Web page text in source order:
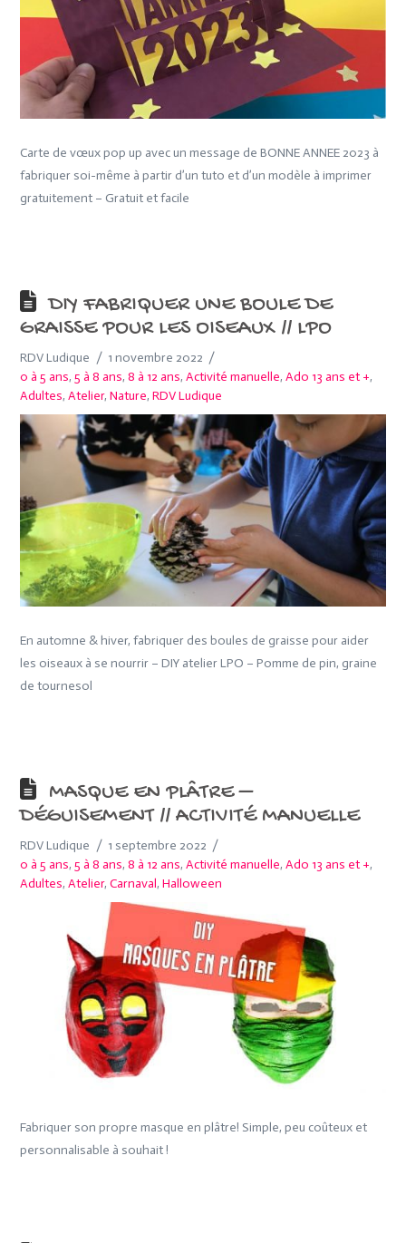
Carte de vœux pop up avec un message de BONNE ANNEE 2023 à
fabriquer soi-même à partir d’un tuto et d’un modèle à imprimer
gratuitement – Gratuit et facile
DIY FABRIQUER UNE BOULE DE
GRAISSE POUR LES OISEAUX // LPO
RDV Ludique
1 novembre 2022
0 à 5 ans,5 à 8 ans,8 à 12 ans,Activité manuelle,Ado 13 ans et +,
Adultes,Atelier,Nature,RDV Ludique
En automne & hiver, fabriquer des boules de graisse pour aider
les oiseaux à se nourrir – DIY atelier LPO – Pomme de pin, graine
de tournesol
MASQUE EN PLÂTRE –
DÉGUISEMENT // ACTIVITÉ MANUELLE
RDV Ludique
1 septembre 2022
0 à 5 ans,5 à 8 ans,8 à 12 ans,Activité manuelle,Ado 13 ans et +,
Adultes,Atelier,Carnaval,Halloween
Fabriquer son propre masque en plâtre! Simple, peu coûteux et
personnalisable à souhait !